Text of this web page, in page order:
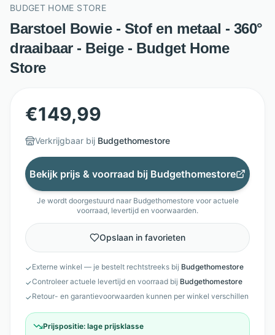
BUDGET HOME STORE
Barstoel Bowie - Stof en metaal - 360°
draaibaar - Beige - Budget Home
Store
€149,99
Verkrijgbaar bij Budgethomestore
Bekijk prijs & voorraad bij Budgethomestore
Je wordt doorgestuurd naar Budgethomestorevoor actuele
voorraad, levertijd en voorwaarden.
Opslaan in favorieten
✓Externe winkel — je bestelt rechtstreeks bij Budgethomestore
✓Controleer actuele levertijd en voorraad bij Budgethomestore
✓Retour- en garantievoorwaarden kunnen per winkel verschillen
Prijspositie: lage prijsklasse